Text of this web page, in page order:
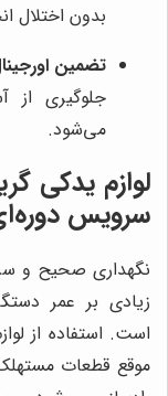
بدون اختلال
تضمین
جلوگیری از
می‌شود.
لوازم يدكى
سرویس
نگهداری صحیح و
زیادی بر عمر
است. استفاده از
موقع قطعات